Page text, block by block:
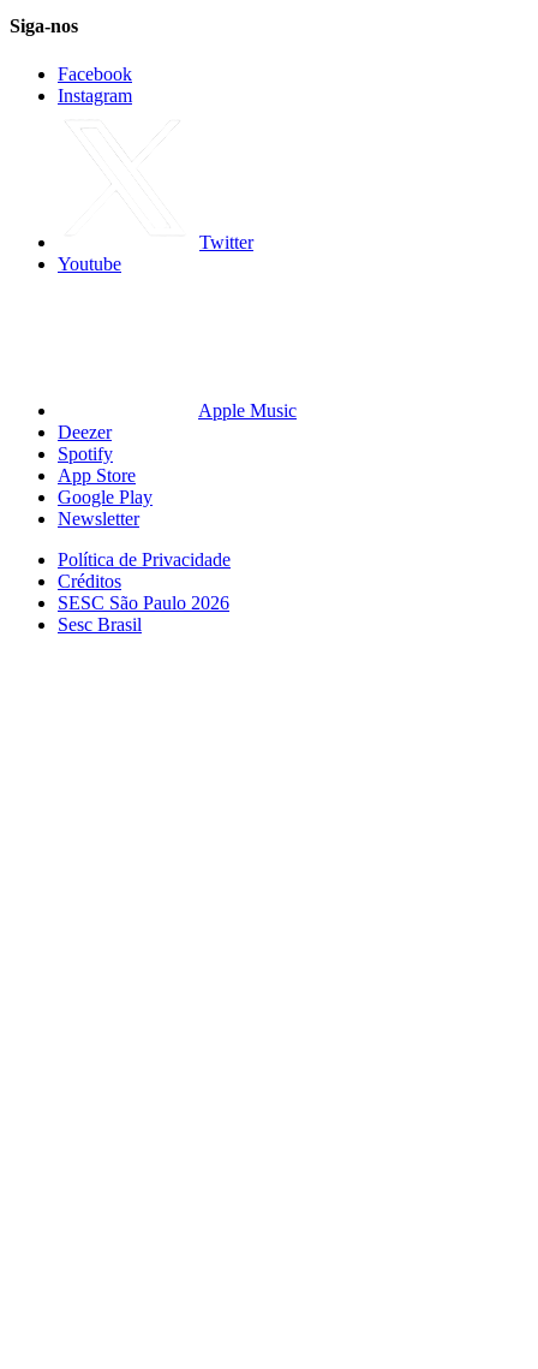
Siga-nos
Facebook
Instagram
Twitter
Youtube
Apple Music
Deezer
Spotify
App Store
Google Play
Newsletter
Política de Privacidade
Créditos
SESC São Paulo 2026
Sesc Brasil